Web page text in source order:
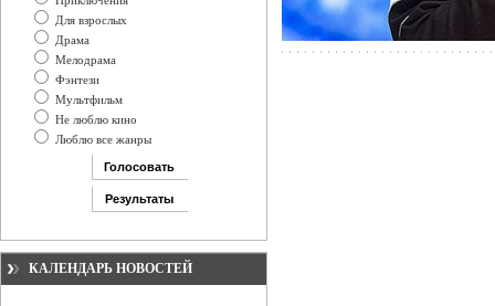
Для взрослых
Драма
Мелодрама
Фэнтези
Мультфильм
Не люблю кино
Люблю все жанры
КАЛЕНДАРЬ НОВОСТЕЙ